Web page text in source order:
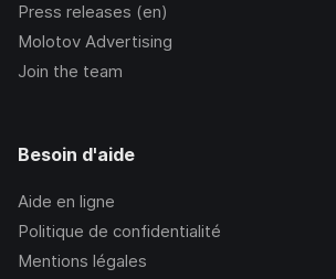
Press releases (en)
Molotov Advertising
Join the team
Besoin d'aide
Aide en ligne
Politique de confidentialité
Mentions légales